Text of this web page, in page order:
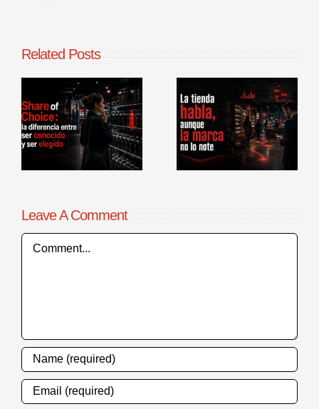
Related Posts
La tienda
habla, aunque
la marca no lo
note
Benchmarking
de procesos
comerciales en
punto de venta
Leave A Comment
Comment